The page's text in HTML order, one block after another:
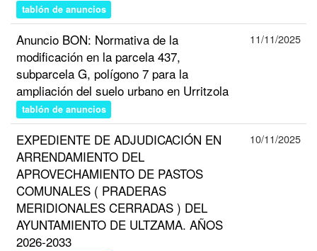
tablón de anuncios
Anuncio BON: Normativa de la
modificación en la parcela 437,
subparcela G, polígono 7 para la
ampliación del suelo urbano en Urritzola
tablón de anuncios
11/11/2025
EXPEDIENTE DE ADJUDICACIÓN EN
ARRENDAMIENTO DEL
APROVECHAMIENTO DE PASTOS
COMUNALES ( PRADERAS
MERIDIONALES CERRADAS ) DEL
AYUNTAMIENTO DE ULTZAMA. AÑOS
2026-2033
10/11/2025